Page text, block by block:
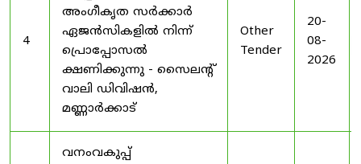
4
അംഗീകൃത സർക്കാർ
ഏജൻസികളിൽ നിന്ന്
പ്രൊപ്പോസൽ
ക്ഷണിക്കുന്നു - സൈലന്റ്
വാലി ഡിവിഷൻ,
മണ്ണാർക്കാട്
Other
Tender
20-
08-
2026
വനംവകുപ്പ്